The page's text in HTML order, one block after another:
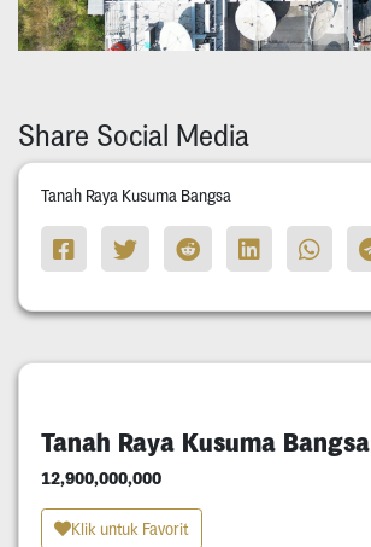
Share Social Media
Tanah Raya Kusuma Bangsa
Tanah Raya Kusuma Bangsa
12,900,000,000
Klik untuk Favorit